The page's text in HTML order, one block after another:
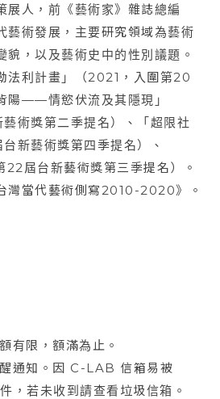
展人，前《藝術家》雜誌總編
藝術發展，主要研究領域為藝術
貌，以及藝術史中的性別議題。
法利計畫」（2021，入圍第20
陽——情慾伏流及其隱現」
術獎第二季提名）、「超限社
新藝術獎第四季提名）、
屆台新藝術獎第三季提名）。
當代藝術側寫2010-2020》。
有限，額滿為止。
通知。因 C-LAB 信箱易被
，若未收到請查看垃圾信箱。